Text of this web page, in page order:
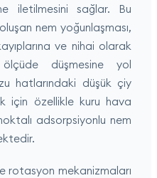
iletilmesini sağlar. Bu
nem yoğunlaşması,
ve nihai olarak
düşmesine yol
hatlarındaki düşük çiy
için özellikle kuru hava
adsorpsiyonlu nem
rotasyon mekanizmaları